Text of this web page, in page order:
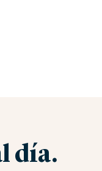
día.